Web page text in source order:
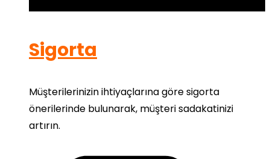
Sigorta
Müşterilerinizin ihtiyaçlarına göre sigorta
önerilerinde bulunarak, müşteri sadakatinizi
artırın.